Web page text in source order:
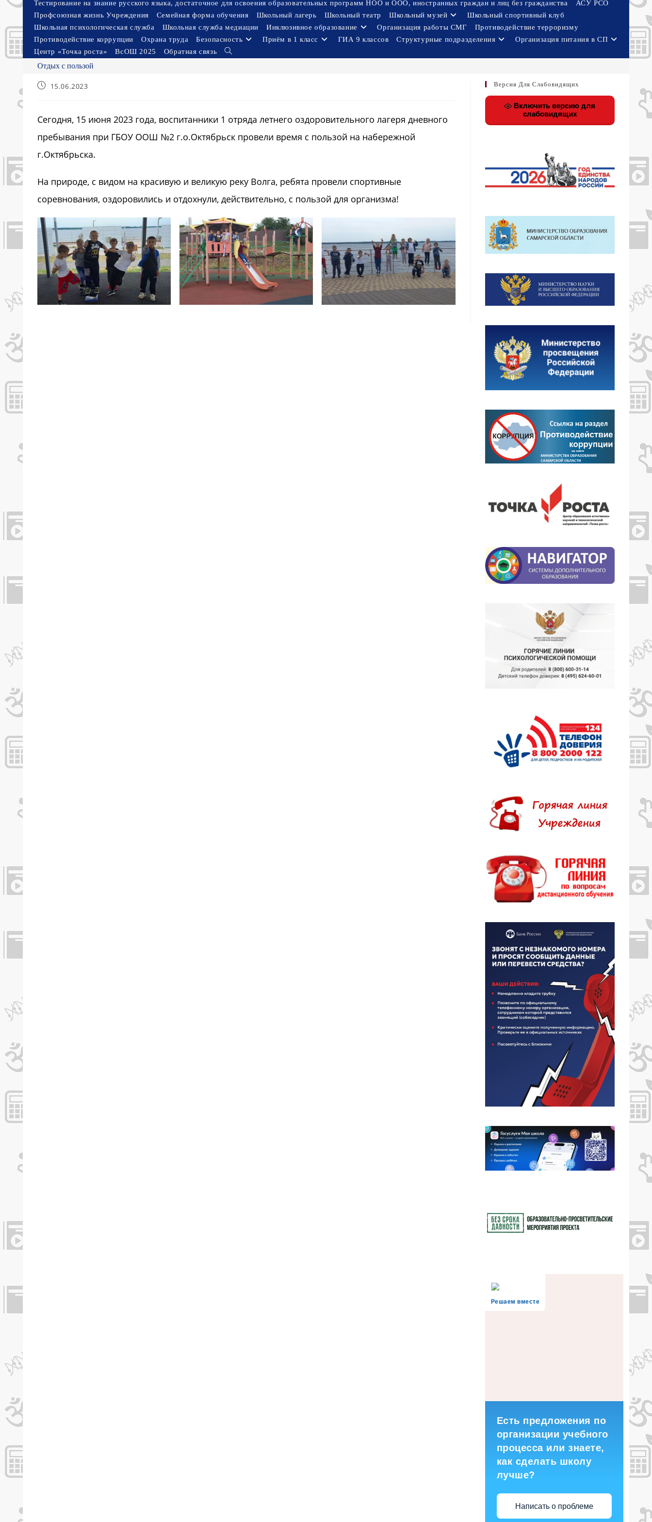
Тестирование на знание русского языка, достаточное для освоения образовательных программ НОО и ООО, иностранных граждан и лиц без гражданства
АСУ РСО
Профсоюзная жизнь Учреждения
Семейная форма обучения Школьный лагерь Школьный театр Школьный музей
Школьный спортивный клуб
Школьная психологическая служба
Школьная служба медиации Инклюзивное образование Организация работы СМГ
Противодействие терроризму
Противодействие коррупции
Охрана труда Безопасность Приём в 1 класс ГИА 9 классов Структурные подразделения
Организация питания в СП
Центр «Точка роста»
ВсОШ 2025 Обратная связь
Переключить
Отдых с пользой
Запись15.06.2023
​Сегодня, 15 июня 2023 года, воспитанники 1 отряда летнего оздоровительного лагеря дневного
пребывания при ГБОУ ООШ №2 г.о.Октябрьск провели время с пользой на набережной
г.Октябрьска.
На природе, с видом на красивую и великую реку Волга, ребята провели спортивные
соревнования, оздоровились и отдохнули, действительно, с пользой для организма!
Версия Для Слабовидящих
Включить версию для
слабовидящих
Решаем вместе
Есть предложения по
организации учебного
процесса или знаете,
как сделать школу
лучше?
Написать о проблеме